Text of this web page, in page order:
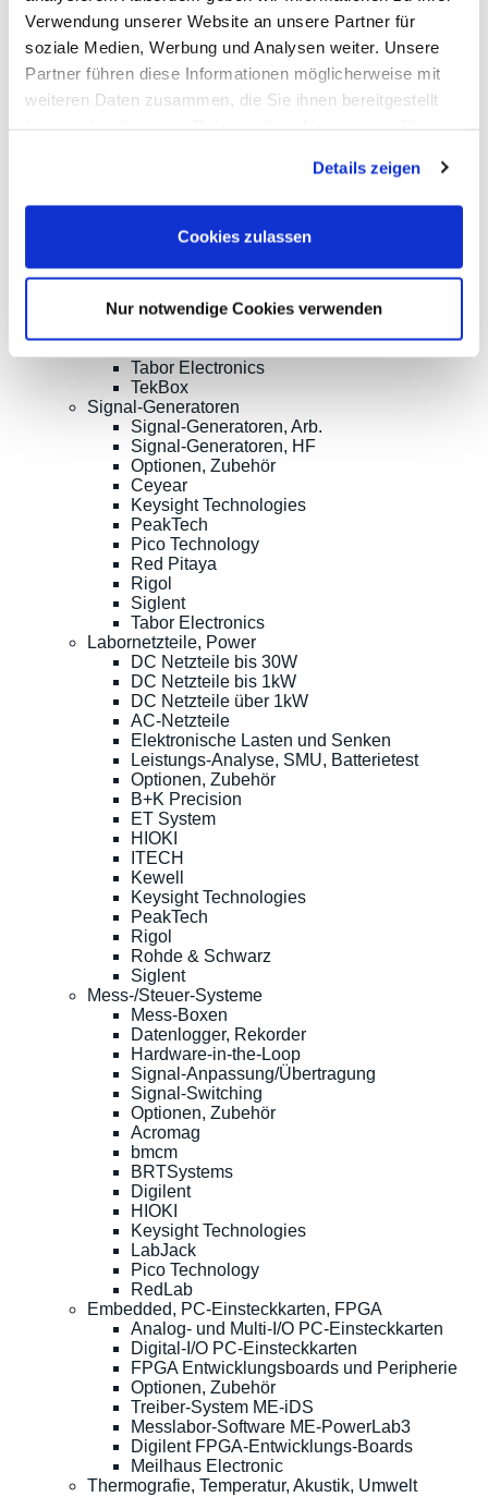
Verwendung unserer Website an unsere Partner für
soziale Medien, Werbung und Analysen weiter. Unsere
Partner führen diese Informationen möglicherweise mit
weiteren Daten zusammen, die Sie ihnen bereitgestellt
Details zeigen
Cookies zulassen
Nur notwendige Cookies verwenden
HF-Signal-Quellen
HF-Leistungsmessung
Weitere HF-Analysatoren und EMV-Tester
TDR/TDT, OTDR, Materialtest, Spleißer
Ceyear
Copper Mountain
Pico Technology
Rigol
Tabor Electronics
TekBox
Signal-Generatoren
Signal-Generatoren, Arb.
Signal-Generatoren, HF
Optionen, Zubehör
Ceyear
Keysight Technologies
PeakTech
Pico Technology
Red Pitaya
Rigol
Siglent
Tabor Electronics
Labornetzteile, Power
DC Netzteile bis 30W
DC Netzteile bis 1kW
DC Netzteile über 1kW
AC-Netzteile
Elektronische Lasten und Senken
Leistungs-Analyse, SMU, Batterietest
Optionen, Zubehör
B+K Precision
ET System
HIOKI
ITECH
Kewell
Keysight Technologies
PeakTech
Rigol
Rohde & Schwarz
Siglent
Mess-/Steuer-Systeme
Mess-Boxen
Datenlogger, Rekorder
Hardware-in-the-Loop
Signal-Anpassung/Übertragung
Signal-Switching
Optionen, Zubehör
Acromag
bmcm
BRTSystems
Digilent
HIOKI
Keysight Technologies
LabJack
Pico Technology
RedLab
Embedded, PC-Einsteckkarten, FPGA
Analog- und Multi-I/O PC-Einsteckkarten
Digital-I/O PC-Einsteckkarten
FPGA Entwicklungsboards und Peripherie
Optionen, Zubehör
Treiber-System ME-iDS
Messlabor-Software ME-PowerLab3
Digilent FPGA-Entwicklungs-Boards
Meilhaus Electronic
Thermografie, Temperatur, Akustik, Umwelt